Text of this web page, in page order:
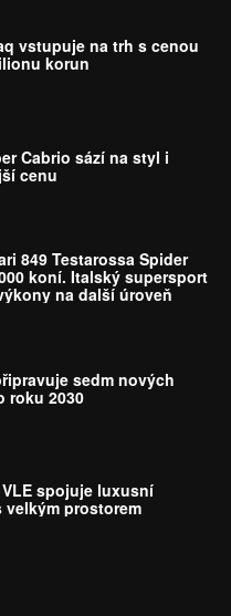
vstupuje na trh s cenou
korun
Cabrio sází na styl i
cenu
849 Testarossa Spider
koní. Italský supersport
na další úroveň
sedm nových
roku 2030
spojuje luxusní
velkým prostorem